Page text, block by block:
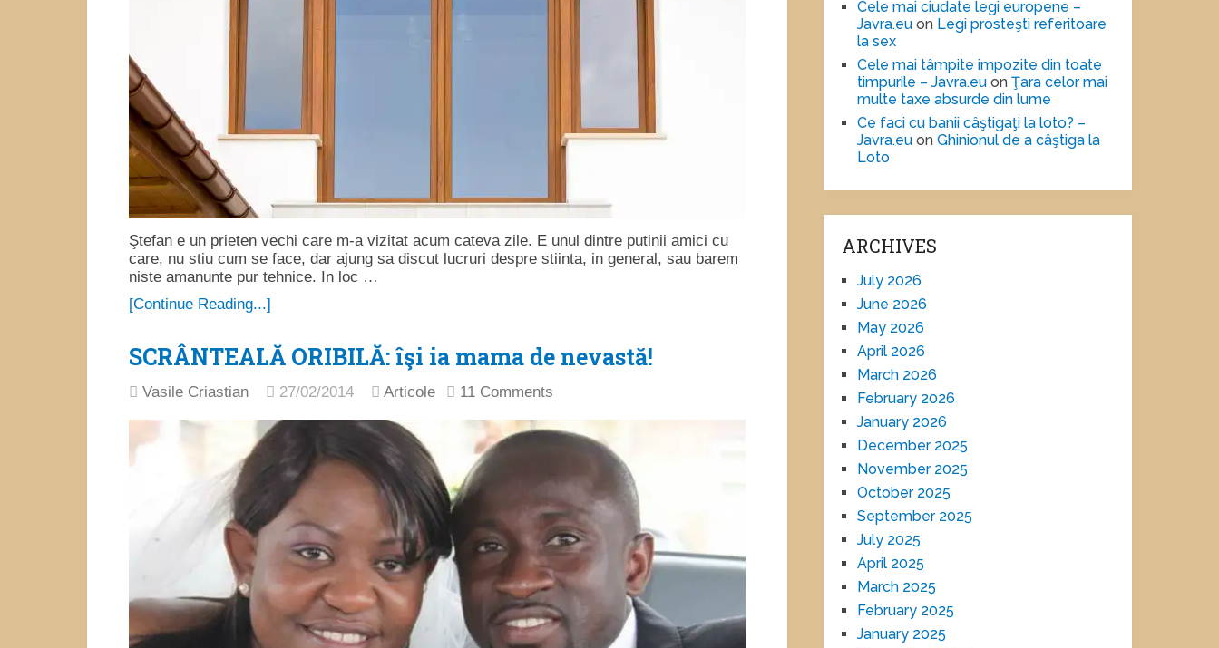
Ştefan e un prieten vechi care m-a vizitat acum cateva zile. E unul dintre putinii amici cu
care, nu stiu cum se face, dar ajung sa discut lucruri despre stiinta, in general, sau barem
niste amanunte pur tehnice. In loc …
[Continue Reading...]
SCRÂNTEALĂ ORIBILĂ: îşi ia mama de nevastă!
Vasile Criastian 27/02/2014 Articole 11 Comments
Cele mai ciudate legi europene –
Javra.eu on Legi prosteşti referitoare
la sex
Cele mai tâmpite impozite din toate
timpurile – Javra.eu onŢara celor mai
multe taxe absurde din lume
Ce faci cu banii câştigaţi la loto? –
Javra.eu onGhinionul de a câştiga la
Loto
ARCHIVES
July 2026
June 2026
May 2026
April 2026
March 2026
February 2026
January 2026
December 2025
November 2025
October 2025
September 2025
July 2025
April 2025
March 2025
February 2025
January 2025